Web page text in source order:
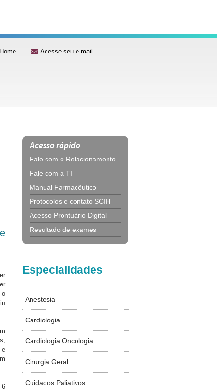
Home Acesse seu e-mail
o
e
6
Acesso rápido
Fale com o Relacionamento
Fale com a TI
Manual Farmacêutico
Protocolos e contato SCIH
Acesso Prontuário Digital
Resultado de exames
Especialidades
Anestesia
Cardiologia
Cardiologia Oncologia
Cirurgia Geral
Cuidados Paliativos